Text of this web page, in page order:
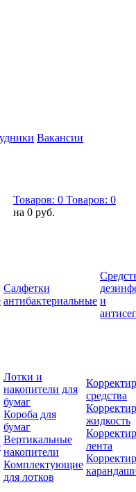
Вакансии
Товаров: 0 Товаров: 0
на 0 руб.
Салфетки
антибактериальные и
Лотки и
накопители для
бумаг
Короба для
бумаг
Вертикальные
накопители
Комплектующие
для лотков
средства
жидкость
лента